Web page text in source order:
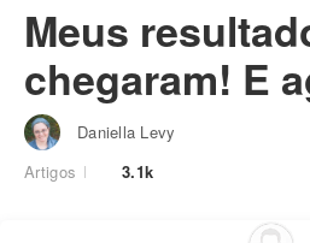
Meus
chegaram! E
Daniella Levy
Artigos
3.1k